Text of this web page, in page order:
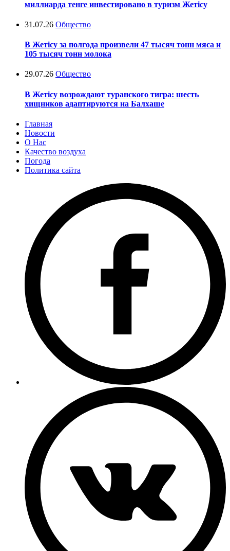
миллиарда тенге инвестировано в туризм Жетісу
31.07.26 Общество
В Жетісу за полгода произвели 47 тысяч тонн мяса и
105 тысяч тонн молока
29.07.26 Общество
В Жетісу возрождают туранского тигра: шесть
хищников адаптируются на Балхаше
Главная
Новости
О Нас
Качество воздуха
Погода
Политика сайта